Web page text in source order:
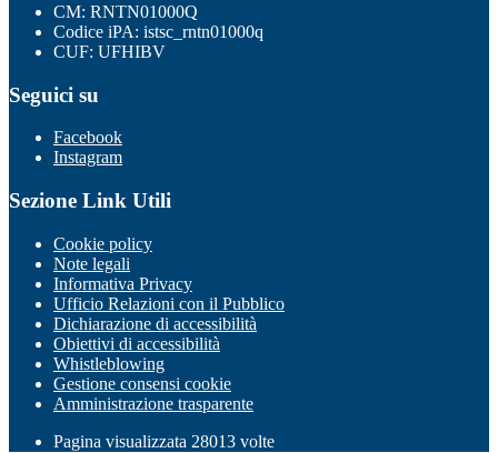
CM: RNTN01000Q
Codice iPA: istsc_rntn01000q
CUF: UFHIBV
Seguici su
Facebook
Instagram
Sezione Link Utili
Cookie policy
Note legali
Informativa Privacy
Ufficio Relazioni con il Pubblico
Dichiarazione di accessibilità
Obiettivi di accessibilità
Whistleblowing
Gestione consensi cookie
Amministrazione trasparente
Pagina visualizzata 28013 volte